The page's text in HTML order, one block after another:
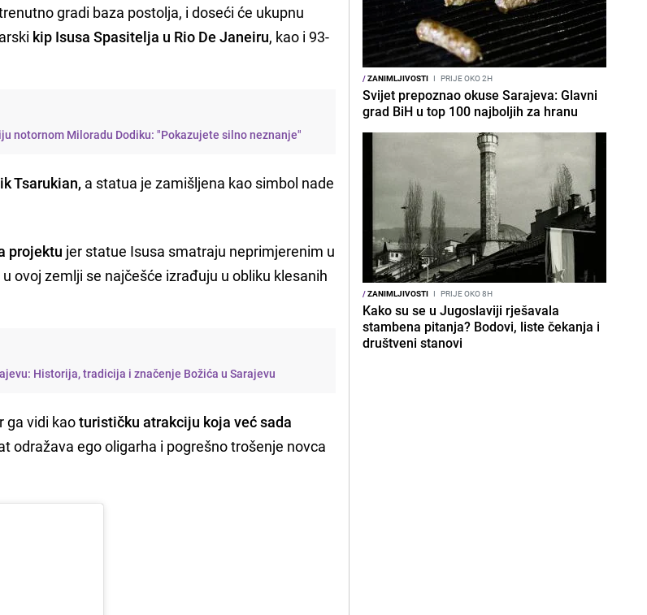
gradi baza postolja, i doseći će ukupnu
kip Isusa Spasitelja u Rio De Janeiru, kao i 93-
notornom Miloradu Dodiku: "Pokazujete silno neznanje"
Tsarukian, a statua je zamišljena kao simbol nade
projektu jer statue Isusa smatraju neprimjerenim u
ovoj zemlji se najčešće izrađuju u obliku klesanih
Historija, tradicija i značenje Božića u Sarajevu
ga vidi kaoturističku atrakciju koja već sada
odražava ego oligarha i pogrešno trošenje novca
/ZANIMLJIVOSTI I PRIJE OKO 2H
Svijet prepoznao okuse Sarajeva: Glavni
grad BiH u top 100 najboljih za hranu
/ZANIMLJIVOSTI I PRIJE OKO 8H
Kako su se u Jugoslaviji rješavala
stambena pitanja? Bodovi, liste čekanja i
društveni stanovi